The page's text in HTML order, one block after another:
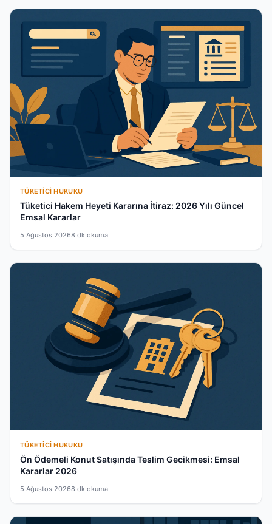
TÜKETICI HUKUKU
Tüketici Hakem Heyeti Kararına İtiraz: 2026 Yılı Güncel
Emsal Kararlar
5 Ağustos 20268 dk okuma
TÜKETICI HUKUKU
Ön Ödemeli Konut Satışında Teslim Gecikmesi: Emsal
Kararlar 2026
5 Ağustos 20268 dk okuma